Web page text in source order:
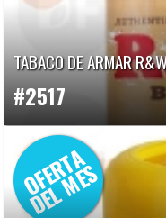
TABACO DE ARMAR
#2517